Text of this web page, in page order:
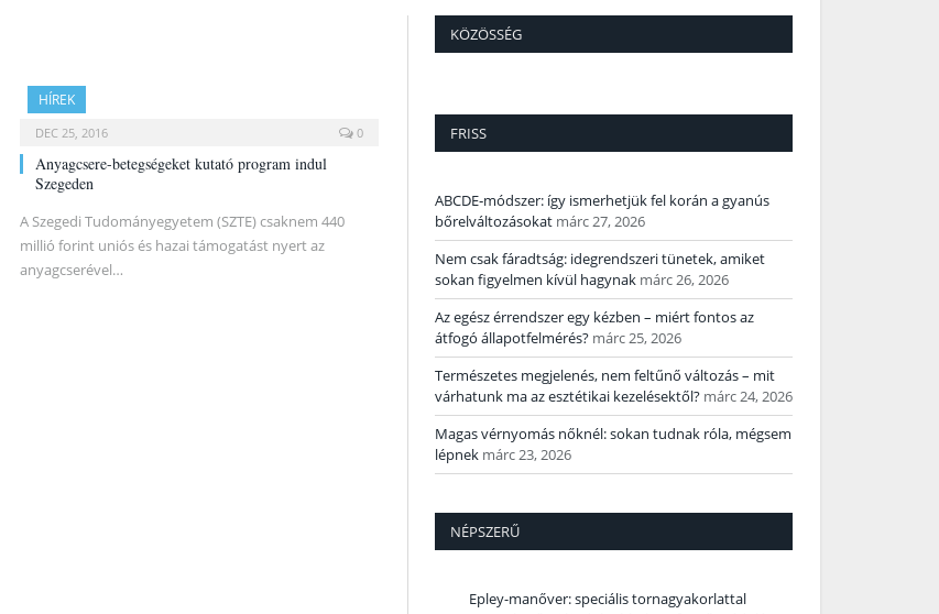
HÍREK
DEC 25, 2016 0
Anyagcsere-betegségeket kutató program indul
Szegeden
A Szegedi Tudományegyetem (SZTE) csaknem 440
millió forint uniós és hazai támogatást nyert az
anyagcserével…
KÖZÖSSÉG
FRISS
ABCDE‑módszer: így ismerhetjük fel korán a gyanús
bőrelváltozásokat márc 27, 2026
Nem csak fáradtság: idegrendszeri tünetek, amiket
sokan figyelmen kívül hagynak márc 26, 2026
Az egész érrendszer egy kézben – miért fontos az
átfogó állapotfelmérés? márc 25, 2026
Természetes megjelenés, nem feltűnő változás – mit
várhatunk ma az esztétikai kezelésektől? márc 24, 2026
Magas vérnyomás nőknél: sokan tudnak róla, mégsem
lépnek márc 23, 2026
NÉPSZERŰ
Epley-manőver: speciális tornagyakorlattal